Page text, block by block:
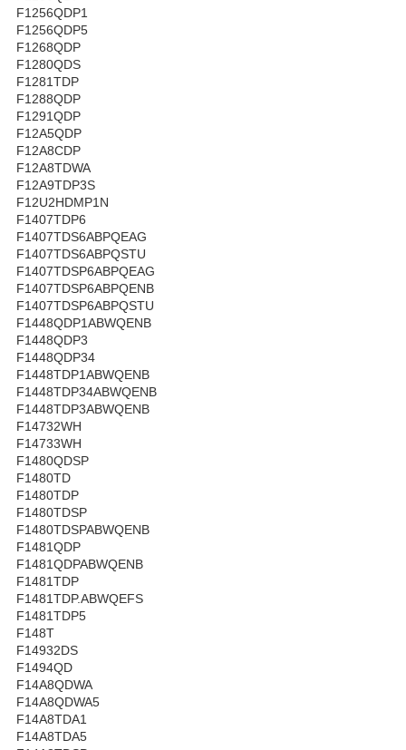
F1256QDP1
F1256QDP5
F1268QDP
F1280QDS
F1281TDP
F1288QDP
F1291QDP
F12A5QDP
F12A8CDP
F12A8TDWA
F12A9TDP3S
F12U2HDMP1N
F1407TDP6
F1407TDS6ABPQEAG
F1407TDS6ABPQSTU
F1407TDSP6ABPQEAG
F1407TDSP6ABPQENB
F1407TDSP6ABPQSTU
F1448QDP1ABWQENB
F1448QDP3
F1448QDP34
F1448TDP1ABWQENB
F1448TDP34ABWQENB
F1448TDP3ABWQENB
F14732WH
F14733WH
F1480QDSP
F1480TD
F1480TDP
F1480TDSP
F1480TDSPABWQENB
F1481QDP
F1481QDPABWQENB
F1481TDP
F1481TDP.ABWQEFS
F1481TDP5
F148T
F14932DS
F1494QD
F14A8QDWA
F14A8QDWA5
F14A8TDA1
F14A8TDA5